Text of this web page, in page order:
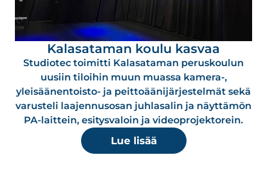
Kalasataman koulu kasvaa
Studiotec toimitti Kalasataman peruskoulun
uusiin tiloihin muun muassa kamera-,
yleisäänentoisto- ja peittoäänijärjestelmät sekä
varusteli laajennusosan juhlasalin ja näyttämön
PA-laittein, esitysvaloin ja videoprojektorein.
Lue lisää